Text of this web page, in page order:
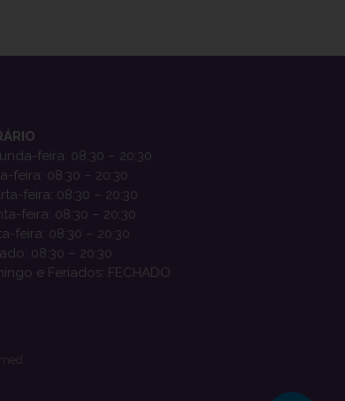
feira: 08:30 – 20:30
feira: 08:30 – 20:30
feira: 08:30 – 20:30
feira: 08:30 – 20:30
feira: 08:30 – 20:30
08:30 – 20:30
e Feriados: FECHADO